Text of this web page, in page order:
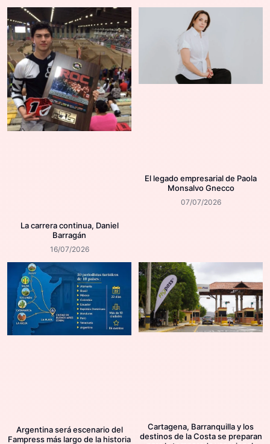
La carrera continua, Daniel
Barragán
16/07/2026
El legado empresarial de Paola
Monsalvo Gnecco
07/07/2026
Argentina será escenario del
Fampress más largo de la historia
Cartagena, Barranquilla y los
destinos de la Costa se preparan